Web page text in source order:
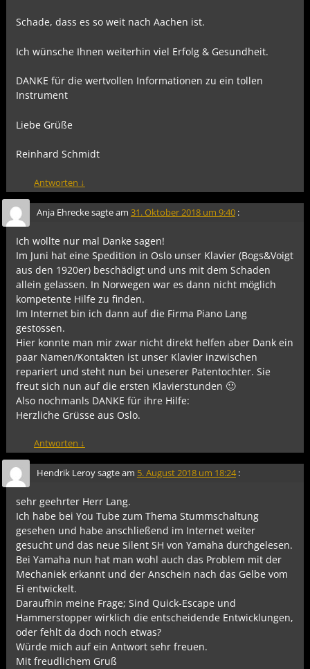
Schade, dass es so weit nach Aachen ist.
Ich wünsche Ihnen weiterhin viel Erfolg & Gesundheit.
DANKE für die wertvollen Informationen zu ein tollen
Instrument
Liebe Grüße
Reinhard Schmidt
Antworten ↓
Anja Ehreckesagte am 31. Oktober 2018 um 9:40 :
Ich wollte nur mal Danke sagen!
Im Juni hat eine Spedition in Oslo unser Klavier (Bogs&Voigt
aus den 1920er) beschädigt und uns mit dem Schaden
allein gelassen. In Norwegen war es dann nicht möglich
kompetente Hilfe zu finden.
Im Internet bin ich dann auf die Firma Piano Lang
gestossen.
Hier konnte man mir zwar nicht direkt helfen aber Dank ein
paar Namen/Kontakten ist unser Klavier inzwischen
repariert und steht nun bei uneserer Patentochter. Sie
freut sich nun auf die ersten Klavierstunden 🙂
Also nochmanls DANKE für ihre Hilfe:
Herzliche Grüsse aus Oslo.
Antworten ↓
Hendrik Leroysagte am 5. August 2018 um 18:24 :
sehr geehrter Herr Lang.
Ich habe bei You Tube zum Thema Stummschaltung
gesehen und habe anschließend im Internet weiter
gesucht und das neue Silent SH von Yamaha durchgelesen.
Bei Yamaha nun hat man wohl auch das Problem mit der
Mechaniek erkannt und der Anschein nach das Gelbe vom
Ei entwickelt.
Daraufhin meine Frage; Sind Quick-Escape und
Hammerstopper wirklich die entscheidende Entwicklungen,
oder fehlt da doch noch etwas?
Würde mich auf ein Antwort sehr freuen.
Mit freudlichem Gruß